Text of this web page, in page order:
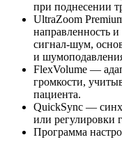
при поднесении
UltraZoom
направленность
сигнал-шум,
и
FlexVolume —
громкости,
пациента.
QuickSync —
или регулировки
Программа